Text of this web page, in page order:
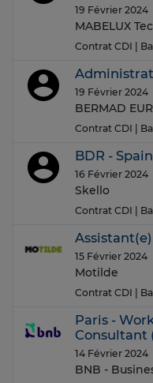
19 Février 2024
MABELUX
Contrat CDI |
19 Février 2024
BERMAD
Contrat CDI |
BDR -
16 Février 2024
Skello
Contrat CDI |
15 Février 2024
Motilde
Contrat CDI |
Paris -
Consultant
14 Février 2024
BNB -